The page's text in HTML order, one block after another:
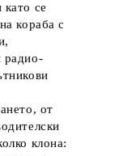
се
кораба с
радио-
от
клона: